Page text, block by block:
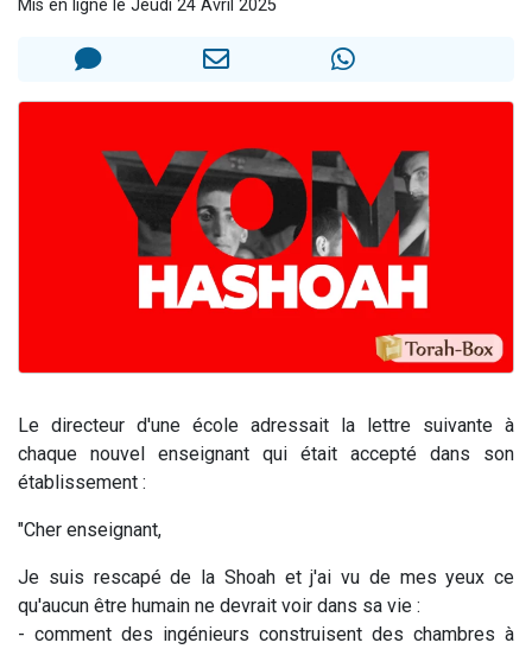
Mis en ligne le Jeudi 24 Avril 2025
Le directeur d'une école adressait la lettre suivante à
chaque nouvel enseignant qui était accepté dans son
établissement :
"Cher enseignant,
Je suis rescapé de la Shoah et j'ai vu de mes yeux ce
qu'aucun être humain ne devrait voir dans sa vie :
- comment des ingénieurs construisent des chambres à